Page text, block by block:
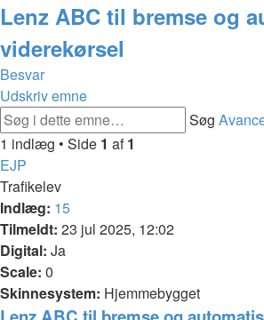
Lenz ABC til bremse og
viderekørsel
Besvar
Udskriv emne
Søg
1 indlæg • Side 1 af1
EJP
Trafikelev
Indlæg: 15
Tilmeldt: 23 jul 2025, 12:02
Digital: Ja
Scale: 0
Skinnesystem: Hjemmebygget